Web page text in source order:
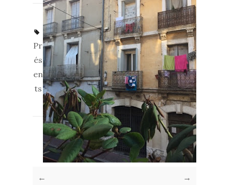
Pr
és
en
ts
← →